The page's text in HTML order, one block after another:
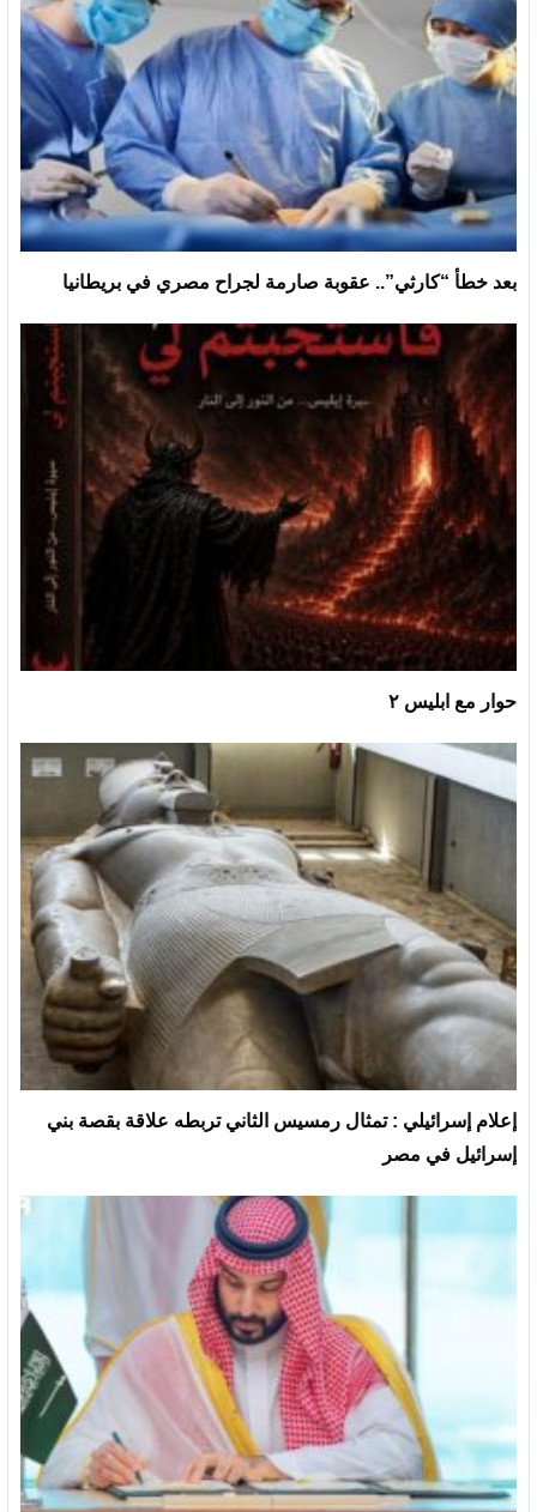
بعد خطأ “كارثي”.. عقوبة صارمة لجراح مصري في بريطانيا
حوار مع ابليس ٢
إعلام إسرائيلي : تمثال رمسيس الثاني تربطه علاقة بقصة بني
إسرائيل في مصر